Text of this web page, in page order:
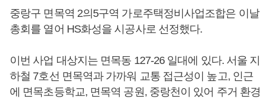
중랑구 면목역 2의5구역 가로주택정비사업조합은 이날
총회를 열어 HS화성을 시공사로 선정했다.
이번 사업 대상지는 면목동 127-26 일대에 있다. 서울 지
하철 7호선 면목역과 가까워 교통 접근성이 높고, 인근
에 면목초등학교, 면목역 공원, 중랑천이 있어 주거 환경